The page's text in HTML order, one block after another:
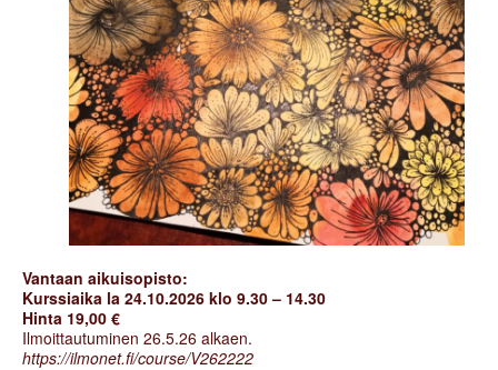
Vantaan aikuisopisto:
Kurssiaika la 24.10.2026 klo 9.30 – 14.30
Hinta 19,00 €
Ilmoittautuminen 26.5.26 alkaen.
https://ilmonet.fi/course/V262222